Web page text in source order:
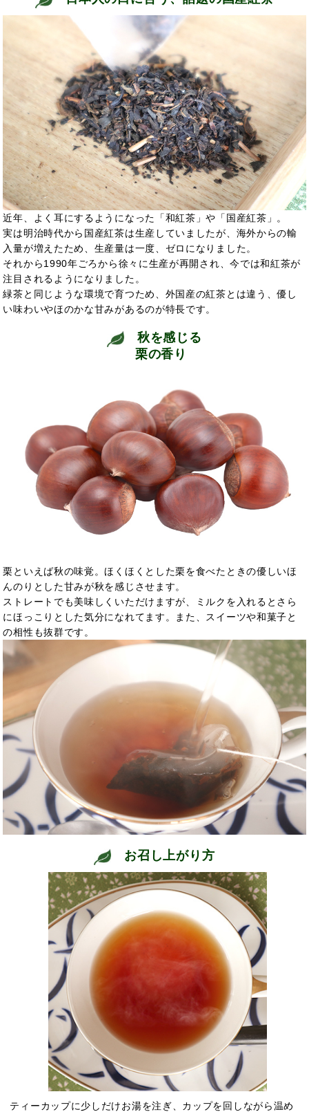
近年、よく耳にするようになった「和紅茶」や「国産紅茶」。
実は明治時代から国産紅茶は生産していましたが、海外からの輸
入量が増えたため、生産量は一度、ゼロになりました。
それから1990年ごろから徐々に生産が再開され、今では和紅茶が
注目されるようになりました。
緑茶と同じような環境で育つため、外国産の紅茶とは違う、優し
い味わいやほのかな甘みがあるのが特長です。
秋を感じる
栗の香り
栗といえば秋の味覚。ほくほくとした栗を食べたときの優しいほ
んのりとした甘みが秋を感じさせます。
ストレートでも美味しくいただけますが、ミルクを入れるとさら
にほっこりとした気分になれてます。また、スイーツや和菓子と
の相性も抜群です。
お召し上がり方
ティーカップに少しだけお湯を注ぎ、カップを回しながら温め